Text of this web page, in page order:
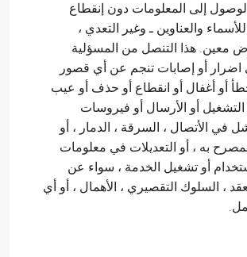
إلى المعلومات دون إنقطاع
والعناوين ـ وغير التعدي ،
معين. هذا التنصل من المسؤلية
أو إصابات تنجم عن أي قصور
أو أغفال أو انقطاع أو حذف أو عيب
التشغيل أو الأرسال أو فيروسات
في الأتصال ، السرقة ، الدمار ، أو
به ، أو التعديلات في معلومات
أو تشغيل الخدمة ، سواء عن
، السلوك التقصيري ، الأهمال ، أو أي